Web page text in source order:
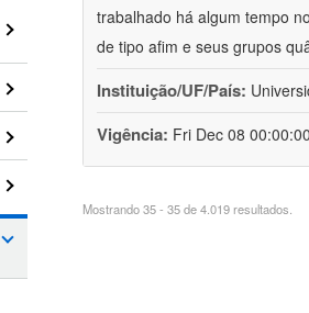
trabalhado há algum tempo
de tipo afim e seus grupos
Instituição/UF/País:
Vigência: Fri Dec 08
Mostrando 35 - 35 de 4.019 resultados.